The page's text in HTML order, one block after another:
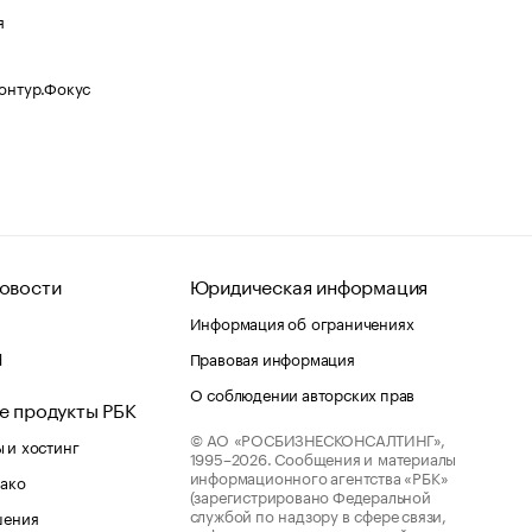
продукты РБК
хостинг
Юридическая информация
Информация об ограничениях
Правовая информация
О соблюдении авторских прав
© АО «РОСБИЗНЕСКОНСАЛТИНГ»,
1995–2026. Сообщения и материалы
информационного агентства «РБК»
(зарегистрировано Федеральной
службой по надзору в сфере связи,